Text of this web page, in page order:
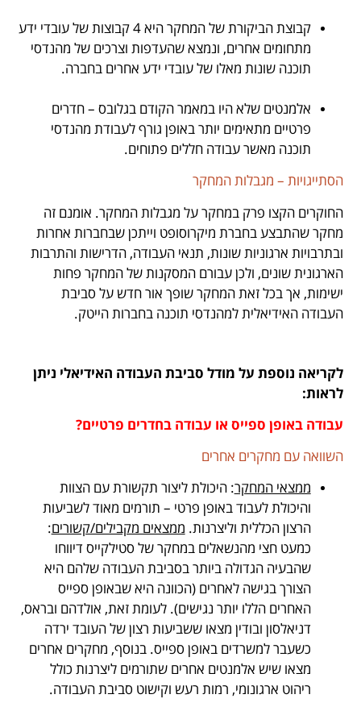
קבוצת הביקורת של המחקר היא 4 קבוצות של עובדי ידע
מתחומים אחרים, ונמצא שהעדפות וצרכים של מהנדסי
תוכנה שונות מאלו של עובדי ידע אחרים בחברה.
אלמנטים שלא היו במאמר הקודם בגלובס – חדרים
פרטיים מתאימים יותר באופן גורף לעבודת מהנדסי
תוכנה מאשר עבודה חללים פתוחים.
הסתייגויות – מגבלות המחקר
החוקרים הקצו פרק במחקר על מגבלות המחקר. אומנם זה
מחקר שהתבצע בחברת מיקרוסופט וייתכן שבחברות אחרות
ובתרבויות ארגוניות שונות, תנאי העבודה, הדרישות והתרבות
הארגונית שונים, ולכן עבורם המסקנות של המחקר פחות
ישימות, אך בכל זאת המחקר שופך אור חדש על סביבת
העבודה האידיאלית למהנדסי תוכנה בחברות הייטק.
לקריאה נוספת על מודל סביבת העבודה האידיאלי ניתן
לראות:
עבודה באופן ספייס או עבודה בחדרים פרטיים?
השוואה עם מחקרים אחרים
ממצאי המחקר: היכולת ליצור תקשורת עם הצוות
והיכולת לעבוד באופן פרטי – תורמים מאוד לשביעות
הרצון הכללית וליצרנות. ממצאים מקבילים/קשורים:
כמעט חצי מהנשאלים במחקר של סטילקייס דיווחו
שהבעיה הגדולה ביותר בסביבת העבודה שלהם היא
הצורך בגישה לאחרים (הכוונה היא שבאופן ספייס
האחרים הללו יותר נגישים). לעומת זאת, אולדהם ובראס,
דניאלסון ובודין מצאו ששביעות רצון של העובד ירדה
כשעבר למשרדים באופן ספייס. בנוסף, מחקרים אחרים
מצאו שיש אלמנטים אחרים שתורמים ליצרנות כולל
ריהוט ארגונומי, רמות רעש וקישוט סביבת העבודה.